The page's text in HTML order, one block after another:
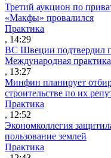
Третий аукцион по
«Макфы» провалился
Практика
, 14:29
ВС Швеции подтвердил
Международная практика
, 13:27
Минфин планирует
строительстве по их
Практика
, 12:52
Экономколлегия
пользование землей
Практика